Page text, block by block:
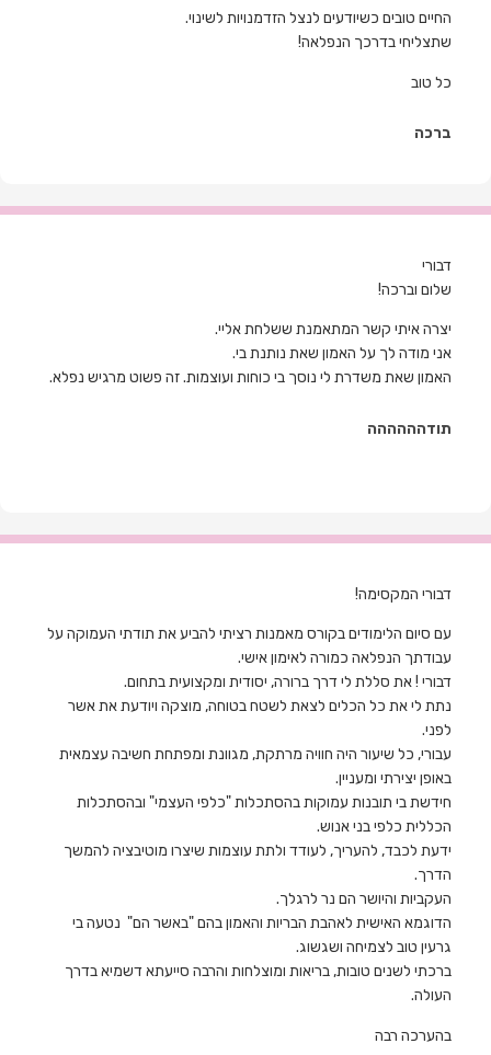
החיים טובים כשיודעים לנצל הזדמנויות לשינוי.
שתצליחי בדרכך הנפלאה!
כל טוב
ברכה
דבורי
שלום וברכה!
יצרה איתי קשר המתאמנת ששלחת אליי.
אני מודה לך על האמון שאת נותנת בי.
האמון שאת משדרת לי נוסך בי כוחות ועוצמות. זה פשוט מרגיש נפלא.
תודהההההה
דבורי המקסימה!
עם סיום הלימודים בקורס מאמנות רציתי להביע את תודתי העמוקה על
עבודתך הנפלאה כמורה לאימון אישי.
דבורי ! את סללת לי דרך ברורה, יסודית ומקצועית בתחום.
נתת לי את כל הכלים לצאת לשטח בטוחה, מוצקה ויודעת את אשר
לפני.
עבורי, כל שיעור היה חוויה מרתקת, מגוונת ומפתחת חשיבה עצמאית
באופן יצירתי ומעניין.
חידשת בי תובנות עמוקות בהסתכלות "כלפי העצמי" ובהסתכלות
הכללית כלפי בני אנוש.
ידעת לכבד, להעריך, לעודד ולתת עוצמות שיצרו מוטיבציה להמשך
הדרך.
העקביות והיושר הם נר לרגלך.
הדוגמא האישית לאהבת הבריות והאמון בהם "באשר הם" נטעה בי
גרעין טוב לצמיחה ושגשוג.
ברכתי לשנים טובות, בריאות ומוצלחות והרבה סייעתא דשמיא בדרך
העולה.
בהערכה רבה